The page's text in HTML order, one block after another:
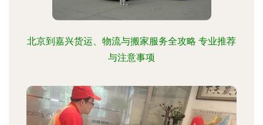
北京到嘉兴货运、物流与搬家服务全攻略 专业推荐
与注意事项